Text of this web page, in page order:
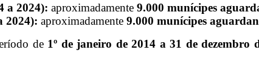
a 2024): aproximadamente 9.000 munícipes
2024): aproximadamente 9.000 munícipes
de 1º de janeiro de 2014 a 31 de dezembro